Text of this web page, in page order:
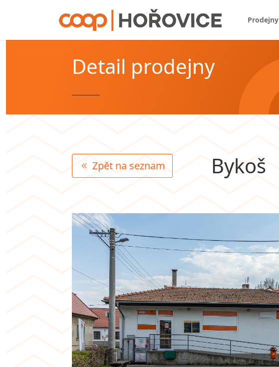
Prodejny
Detail prodejny
Zpět na seznam Bykoš